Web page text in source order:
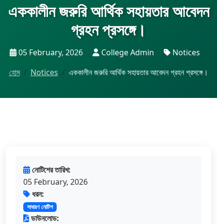
এককালীন জরুরি আর্থিক সহায়তার আবেদন
গ্রহন প্রসঙ্গে।
05 February, 2026 College Admin
Notices
হোম
Notices এককালীন জরুরি আর্থিক সহায়তার আবেদন গ্রহন প্রসঙ্গে।
নোটিশের তারিখ:
05 February, 2026
ধরন:
সাধারণ নোটিশ
ডাউনলোড: